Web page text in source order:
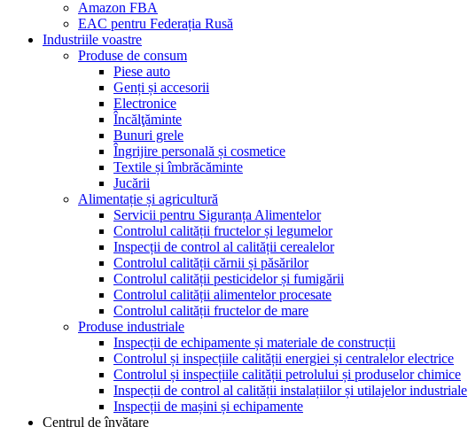
Amazon FBA
EAC pentru Federația Rusă
Industriile voastre
Produse de consum
Piese auto
Genți și accesorii
Electronice
Încălţăminte
Bunuri grele
Îngrijire personală și cosmetice
Textile și îmbrăcăminte
Jucării
Alimentație și agricultură
Servicii pentru Siguranța Alimentelor
Controlul calității fructelor și legumelor
Inspecții de control al calității cerealelor
Controlul calității cărnii și păsărilor
Controlul calității pesticidelor și fumigării
Controlul calității alimentelor procesate
Controlul calității fructelor de mare
Produse industriale
Inspecții de echipamente și materiale de construcții
Controlul și inspecțiile calității energiei și centralelor electrice
Controlul și inspecțiile calității petrolului și produselor chimice
Inspecții de control al calității instalațiilor și utilajelor industriale
Inspecții de mașini și echipamente
Centrul de învățare